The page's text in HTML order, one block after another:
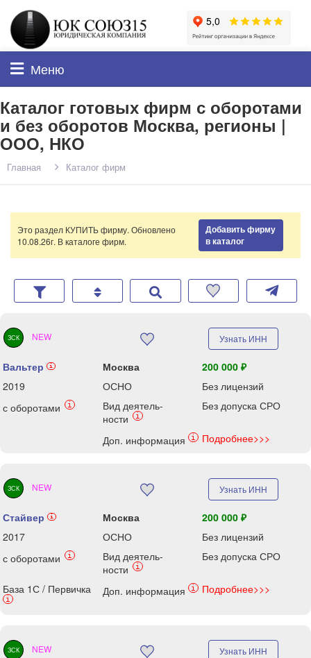
Меню
Каталог готовых фирм с оборотами
и без оборотов Москва, регионы |
ООО, НКО
Главная Каталог фирм
Это раздел КУПИТЬ фирму. Обновлено
10.08.26г. В каталоге фирм.
Добавить фирму
в каталог
ЗСК NEW Узнать ИНН
Вальтер i Москва
200 000 ₽
2019
ОСНО
Без лицензий
с оборотами
i
Вид деятель-
ности
i
Без допуска СРО
Доп. информация i Подробнее>>>
ЗСК NEW Узнать ИНН
Стайвер i Москва
200 000 ₽
2017
ОСНО
Без лицензий
с оборотами
i
Вид деятель-
ности
i
Без допуска СРО
База 1С / Первичка
i
Доп. информация i Подробнее>>>
ЗСК NEW Узнать ИНН